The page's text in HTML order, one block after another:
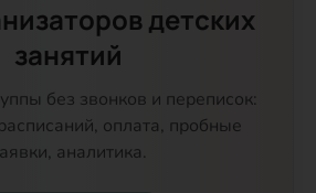
детских
занятий
без звонков и переписок:
оплата, пробные
аналитика.